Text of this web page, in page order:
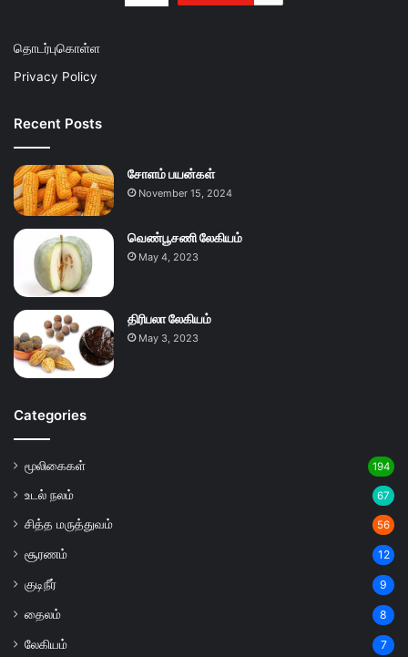
தொடர்புகொள்ள
Privacy Policy
Recent Posts
சோளம் பயன்கள்
November 15, 2024
வெண்பூசணி லேகியம்
May 4, 2023
திரிபலா லேகியம்
May 3, 2023
Categories
மூலிகைகள் 194
உடல் நலம் 67
சித்த மருத்துவம் 56
சூரணம் 12
குடிநீர் 9
தைலம் 8
லேகியம் 7